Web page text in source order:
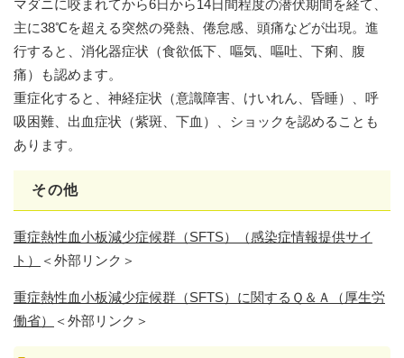
マダニに咬まれてから6日から14日間程度の潜伏期間を経て、
主に38℃を超える突然の発熱、倦怠感、頭痛などが出現。進
行すると、消化器症状（食欲低下、嘔気、嘔吐、下痢、腹
痛）も認めます。
重症化すると、神経症状（意識障害、けいれん、昏睡）、呼
吸困難、出血症状（紫斑、下血）、ショックを認めることも
あります。
その他
重症熱性血小板減少症候群（SFTS）（感染症情報提供サイ
ト）
＜外部リンク＞
重症熱性血小板減少症候群（SFTS）に関するＱ＆Ａ​（厚生労
働省）
＜外部リンク＞